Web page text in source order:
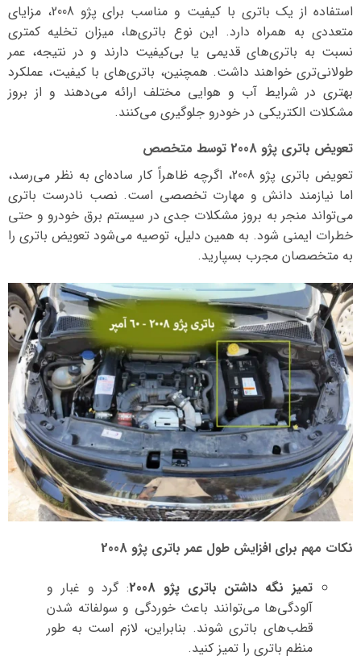
استفاده از یک باتری با کیفیت و مناسب برای پژو 2008، مزایای
متعددی به همراه دارد. این نوع باتری‌ها، میزان تخلیه کمتری
نسبت به باتری‌های قدیمی یا بی‌کیفیت دارند و در نتیجه، عمر
طولانی‌تری خواهند داشت. همچنین، باتری‌های با کیفیت، عملکرد
بهتری در شرایط آب و هوایی مختلف ارائه می‌دهند و از بروز
مشکلات الکتریکی در خودرو جلوگیری می‌کنند.
تعویض باتری پژو 2008 توسط متخصص
تعویض باتری پژو 2008، اگرچه ظاهراً کار ساده‌ای به نظر می‌رسد،
اما نیازمند دانش و مهارت تخصصی است. نصب نادرست باتری
می‌تواند منجر به بروز مشکلات جدی در سیستم برق خودرو و حتی
خطرات ایمنی شود. به همین دلیل، توصیه می‌شود تعویض باتری را
به متخصصان مجرب بسپارید.
نکات مهم برای افزایش طول عمر باتری پژو 2008
تمیز نگه داشتن باتری پژو 2008
: گرد و غبار و
آلودگی‌ها می‌توانند باعث خوردگی و سولفاته شدن
قطب‌های باتری شوند. بنابراین، لازم است به طور
منظم باتری را تمیز کنید.